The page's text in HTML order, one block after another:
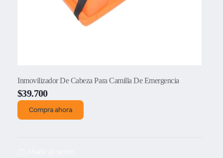
Inmovilizador De Cabeza Para Camilla De Emergencia
$39.700
Compra ahora